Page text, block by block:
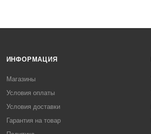
ИНФОРМАЦИЯ
Магазины
Условия оплаты
Условия доставки
Гарантия на товар